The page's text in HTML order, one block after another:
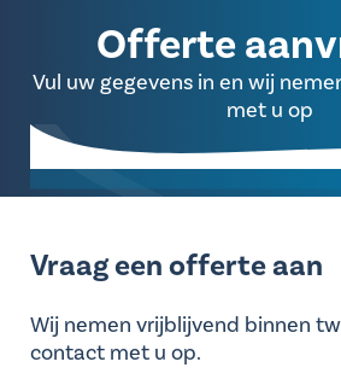
Offerte
Vul uw gegevens in en wij
met u op
Vraag een offerte aan
Wij nemen vrijblijvend binnen
contact met u op.